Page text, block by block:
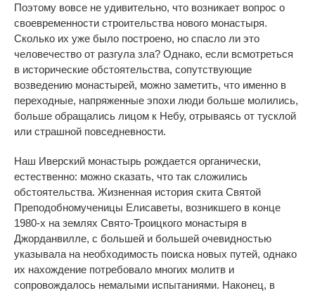
Поэтому вовсе не удивительно, что возникает вопрос о
своевременности строительства нового монастыря.
Сколько их уже было построено, но спасло ли это
человечество от разгула зла? Однако, если всмотреться
в исторические обстоятельства, сопутствующие
возведению монастырей, можно заметить, что именно в
переходные, напряженные эпохи люди больше молились,
больше обращались лицом к Небу, отрываясь от тусклой
или страшной повседневности.
Наш Иверский монастырь рождается органически,
естественно: можно сказать, что так сложились
обстоятельства. Жизненная история скита Святой
Преподобномученицы Елисаветы, возникшего в конце
1980-х на землях Свято-Троицкого монастыря в
Джорданвилле, с большей и большей очевидностью
указывала на необходимость поиска новых путей, однако
их нахождение потребовало многих молитв и
сопровождалось немалыми испытаниями. Наконец, в